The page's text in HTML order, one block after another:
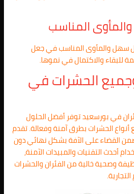
المناسب
سهل والمأوى المناسب في جعل
للبقاء والاكتمال في نموها.
وجميع الحشرات في
في بورسعيد توفر أفضل الحلول
الحشرات بطرق آمنة وفعالة. تقدم
القضاء على الآفة بشكل نهائي دون
أحدث التقنيات والمبيدات الآمنة،
وصحية خالية من الفئران والحشرات